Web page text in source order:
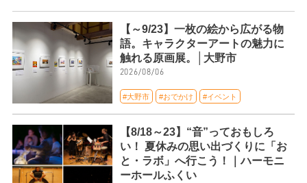
【～9/23】一枚の絵から広がる物
語。キャラクターアートの魅力に
触れる原画展。│大野市
2026/08/06
#大野市 #おでかけ #イベント
【8/18～23】“音”っておもしろ
い！ 夏休みの思い出づくりに「お
と・ラボ」へ行こう！｜ハーモニ
ーホールふくい